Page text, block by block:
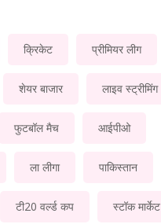
क्रिकेट प्रीमियर लीग
शेयर बाजार लाइव स्ट्रीमिंग
फुटबॉल मैच आईपीओ
ला लीगा पाकिस्तान
टी20 वर्ल्ड कप स्टॉक मार्केट